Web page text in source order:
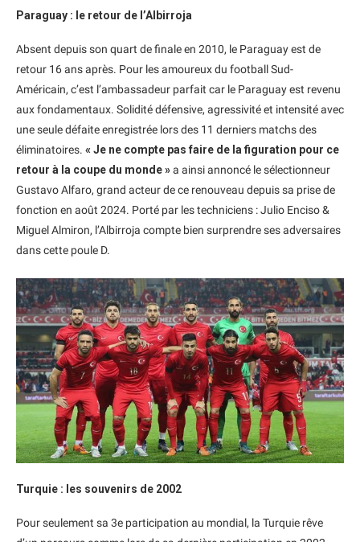
Paraguay : le retour de l’Albirroja
Absent depuis son quart de finale en 2010, le Paraguay est de
retour 16 ans après. Pour les amoureux du football Sud-
Américain, c’est l’ambassadeur parfait car le Paraguay est revenu
aux fondamentaux. Solidité défensive, agressivité et intensité avec
une seule défaite enregistrée lors des 11 derniers matchs des
éliminatoires. « Je ne compte pas faire de la figuration pour ce
retour à la coupe du monde »a ainsi annoncé le sélectionneur
Gustavo Alfaro, grand acteur de ce renouveau depuis sa prise de
fonction en août 2024. Porté par les techniciens : Julio Enciso &
Miguel Almiron, l’Albirroja compte bien surprendre ses adversaires
dans cette poule D.
Turquie : les souvenirs de 2002
Pour seulement sa 3e participation au mondial, la Turquie rêve